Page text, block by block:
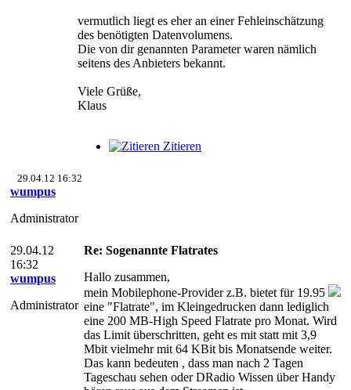
vermutlich liegt es eher an einer Fehleinschätzung
des benötigten Datenvolumens.
Die von dir genannten Parameter waren nämlich
seitens des Anbieters bekannt.
Viele Grüße,
Klaus
Zitieren
29.04.12 16:32
wumpus
Administrator
29.04.12
16:32
wumpus
Administrator
Re: Sogenannte Flatrates
Hallo zusammen,
mein Mobilephone-Provider z.B. bietet für 19.95
eine "Flatrate", im Kleingedrucken dann lediglich
eine 200 MB-High Speed Flatrate pro Monat. Wird
das Limit überschritten, geht es mit statt mit 3,9
Mbit vielmehr mit 64 KBit bis Monatsende weiter.
Das kann bedeuten , dass man nach 2 Tagen
Tageschau sehen oder DRadio Wissen über Handy